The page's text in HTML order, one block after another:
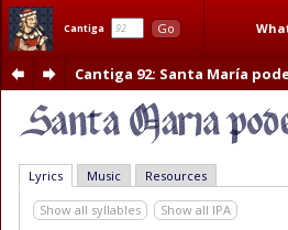
Cantiga Go
Cantiga 92: Santa María
Lyrics Music Resources
Show all syllables
Show all IPA